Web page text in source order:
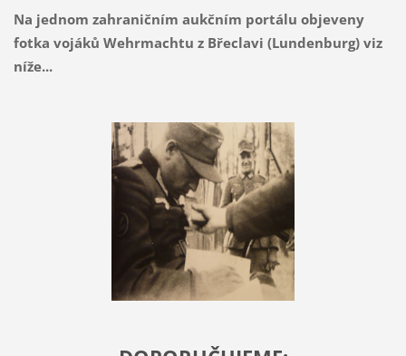
Na jednom zahraničním aukčním portálu objeveny
fotka vojáků Wehrmachtu z Břeclavi (Lundenburg) viz
níže...